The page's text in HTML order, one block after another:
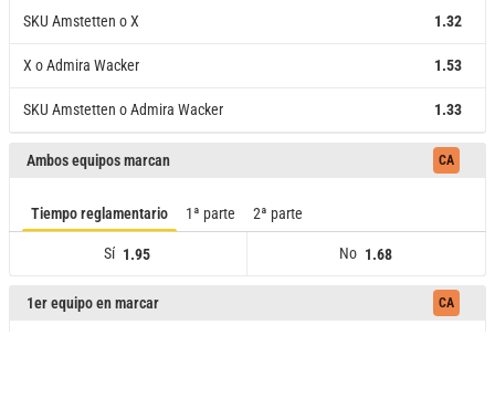
SKU Amstetten o X 1.32
X o Admira Wacker 1.53
SKU Amstetten o Admira Wacker 1.33
SKU Amstetten o X 1.32
X o Admira Wacker 1.53
SKU Amstetten o Admira Wacker 1.33
Ambos equipos marcan CA
Tiempo reglamentario 1ª parte 2ª parte
Sí 1.95 No 1.68
Sí 1.95
1er equipo en marcar CA